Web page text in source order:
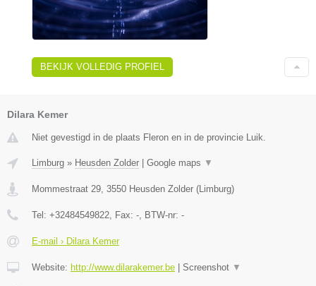
BEKIJK VOLLEDIG PROFIEL
Dilara Kemer
Niet gevestigd in de plaats Fleron en in de provincie Luik.
Limburg » Heusden Zolder | Google maps ▼
Mommestraat 29 3550 Heusden Zolder (Limburg)
Tel: +32484549822 , Fax: - , BTW-nr: -
E-mail › Dilara Kemer
Website: http://www.dilarakemer.be | Screenshot ▼